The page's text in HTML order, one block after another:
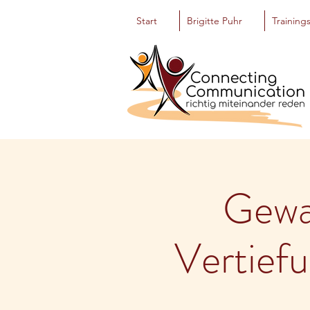
Start Brigitte Puhr Trainings